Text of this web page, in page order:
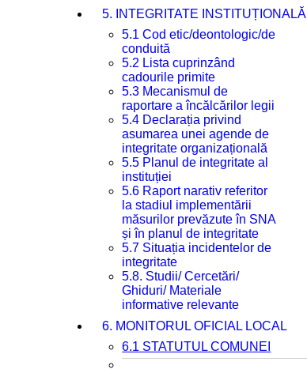
5. INTEGRITATE INSTITUȚIONALĂ
5.1 Cod etic/deontologic/de
conduită
5.2 Lista cuprinzând
cadourile primite
5.3 Mecanismul de
raportare a încălcărilor legii
5.4 Declarația privind
asumarea unei agende de
integritate organizațională
5.5 Planul de integritate al
instituției
5.6 Raport narativ referitor
la stadiul implementării
măsurilor prevăzute în SNA
și în planul de integritate
5.7 Situația incidentelor de
integritate
5.8. Studii/ Cercetări/
Ghiduri/ Materiale
informative relevante
6. MONITORUL OFICIAL LOCAL
6.1 STATUTUL COMUNEI